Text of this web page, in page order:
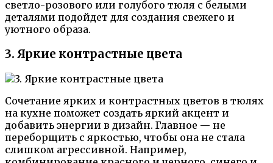
светло-розового или голубого тюля с белыми
деталями подойдет для создания свежего и
уютного образа.
3. Яркие контрастные цвета
Сочетание ярких и контрастных цветов в тюлях
на кухне поможет создать яркий акцент и
добавить энергии в дизайн. Главное — не
переборщить с яркостью, чтобы она не стала
слишком агрессивной. Например,